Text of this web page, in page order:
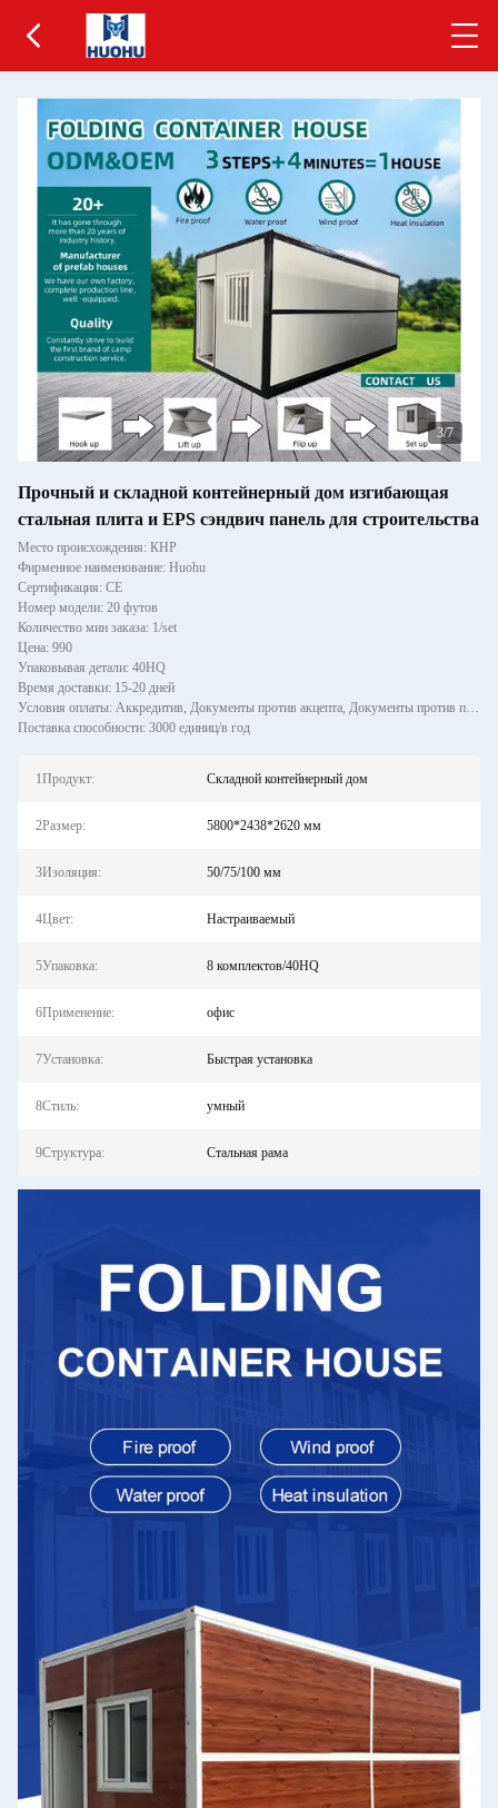
3/7
Прочный и складной контейнерный дом изгибающая
стальная плита и EPS сэндвич панель для строительства
Место происхождения: КНР
Фирменное наименование: Huohu
Сертификация: CE
Номер модели: 20 футов
Количество мин заказа: 1/set
Цена: 990
Упаковывая детали: 40HQ
Время доставки: 15-20 дней
Условия оплаты: Аккредитив, Документы против акцепта, Документы против платежа, Банковский перевод, Western Union, M
Поставка способности: 3000 единиц/в год
1Продукт: Складной контейнерный дом
2Размер: 5800*2438*2620 мм
3Изоляция: 50/75/100 мм
4Цвет: Настраиваемый
5Упаковка: 8 комплектов/40HQ
6Применение: офис
7Установка: Быстрая установка
8Стиль: умный
9Структура: Стальная рама